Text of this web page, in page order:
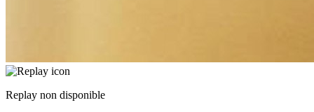
Replay non disponible